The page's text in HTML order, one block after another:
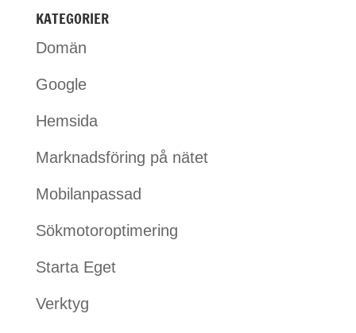
KATEGORIER
Domän
Google
Hemsida
Marknadsföring på nätet
Mobilanpassad
Sökmotoroptimering
Starta Eget
Verktyg